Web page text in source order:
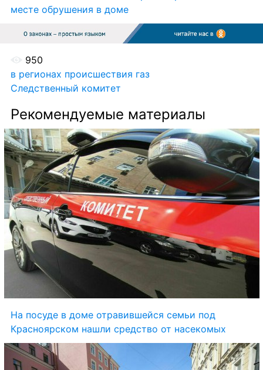
месте обрушения в доме
950
в регионах происшествия газ
Следственный комитет
Рекомендуемые материалы
На посуде в доме отравившейся семьи под
Красноярском нашли средство от насекомых